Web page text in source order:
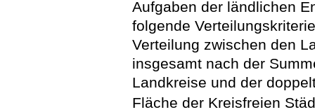
Aufgaben der ländlichen
folgende
Verteilung zwischen den
insgesamt nach der
Landkreise und der
Fläche der Kreisfreien